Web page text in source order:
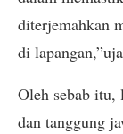
diterjemahkan
di
Oleh sebab itu,
dan tanggung